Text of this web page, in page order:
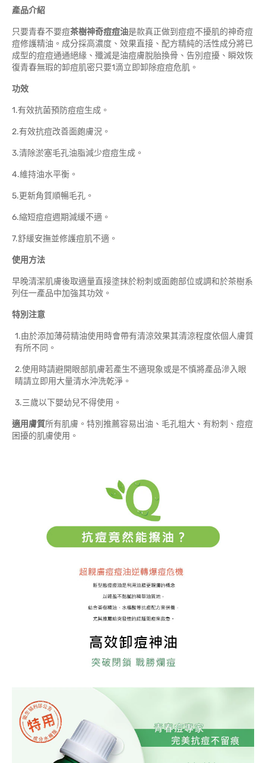
產品介紹
只要青春不要痘茶樹神奇痘痘油是款真正做到痘痘不擾肌的神奇痘
痘修護精油。成分採高濃度、效果直接、配方精純的活性成分將已
成型的痘痘通通絕緣、殲滅是油痘膚脫胎換骨、告別痘擾、瞬效恢
復青春無瑕的卸痘肌密只要1滴立即卸除痘痘危肌。
功效
1.有效抗菌預防痘痘生成。
2.有效抗痘改善面皰膚況。
3.清除淤塞毛孔油脂減少痘痘生成。
4.維持油水平衡。
5.更新角質順暢毛孔。
6.縮短痘痘週期減緩不適。
7.舒緩安撫並修護痘肌不適。
使用方法
早晚清潔肌膚後取適量直接塗抹於粉刺或面皰部位或調和於茶樹系
列任一產品中加強其功效。
特別注意
1.由於添加薄荷精油使用時會帶有清涼效果其清涼程度依個人膚質
有所不同。
2.使用時請避開眼部肌膚若產生不適現象或是不慎將產品滲入眼
睛請立即用大量清水沖洗乾淨。
3.三歲以下嬰幼兒不得使用。
適用膚質所有肌膚。特別推薦容易出油、毛孔粗大、有粉刺、痘痘
困擾的肌膚使用。